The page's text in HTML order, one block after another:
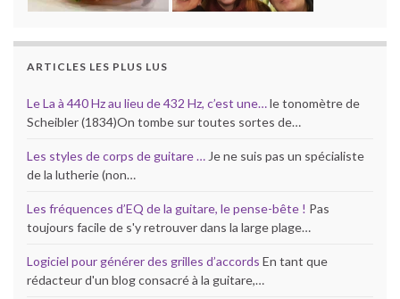
ARTICLES LES PLUS LUS
Le La à 440 Hz au lieu de 432 Hz, c’est une…le tonomètre de
Scheibler (1834)On tombe sur toutes sortes de…
Les styles de corps de guitare … Je ne suis pas un spécialiste
de la lutherie (non…
Les fréquences d’EQ de la guitare, le pense-bête ! Pas
toujours facile de s'y retrouver dans la large plage…
Logiciel pour générer des grilles d’accords En tant que
rédacteur d'un blog consacré à la guitare,…